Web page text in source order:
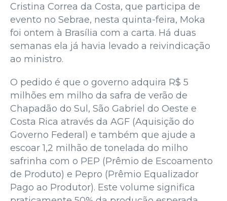
Cristina Correa da Costa, que participa de
evento no Sebrae, nesta quinta-feira, Moka
foi ontem à Brasília com a carta. Há duas
semanas ela já havia levado a reivindicação
ao ministro.
O pedido é que o governo adquira R$ 5
milhões em milho da safra de verão de
Chapadão do Sul, São Gabriel do Oeste e
Costa Rica através da AGF (Aquisição do
Governo Federal) e também que ajude a
escoar 1,2 milhão de tonelada do milho
safrinha com o PEP (Prêmio de Escoamento
de Produto) e Pepro (Prêmio Equalizador
Pago ao Produtor). Este volume significa